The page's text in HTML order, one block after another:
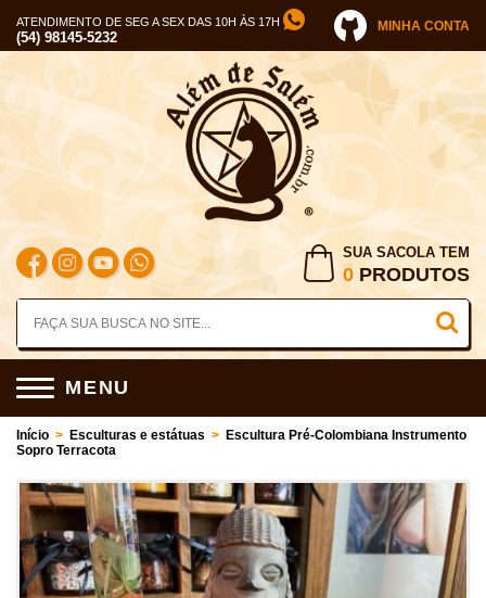
ATENDIMENTO DE SEG A SEX DAS 10H ÀS 17H
(54) 98145-5232
MINHA CONTA
SUA SACOLA TEM
0 PRODUTOS
MENU
Início > Esculturas e estátuas > Escultura Pré-Colombiana Instrumento
Sopro Terracota